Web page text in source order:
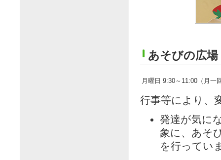
あそびの広場
月曜日 9:30～11:00（月一
行事等により、
発達が気に
象に、あそ
を行ってい